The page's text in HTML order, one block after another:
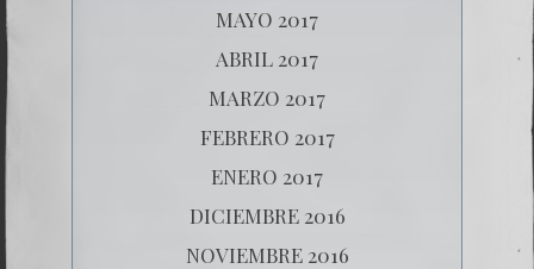
MAYO 2017
ABRIL 2017
MARZO 2017
FEBRERO 2017
ENERO 2017
DICIEMBRE 2016
NOVIEMBRE 2016